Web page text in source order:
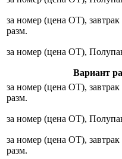
за номер (цена ОТ),
разм.
за номер (цена ОТ),
Вариант
за номер (цена ОТ),
разм.
за номер (цена ОТ),
за номер (цена ОТ),
разм.